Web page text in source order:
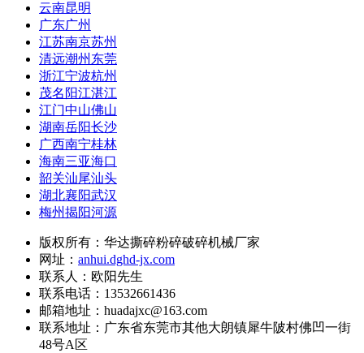
云南昆明
广东广州
江苏南京苏州
清远潮州东莞
浙江宁波杭州
茂名阳江湛江
江门中山佛山
湖南岳阳长沙
广西南宁桂林
海南三亚海口
韶关汕尾汕头
湖北襄阳武汉
梅州揭阳河源
版权所有：华达撕碎粉碎破碎机械厂家
网址： anhui.dghd-jx.com
联系人：欧阳先生
联系电话：13532661436
邮箱地址：huadajxc@163.com
联系地址： 广东省东莞市其他大朗镇犀牛陂村佛凹一街
48号A区